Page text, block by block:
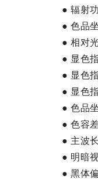
● 辐
● 色品
● 相对
● 显
● 显色
● 显
● 色品
● 色容
● 主波
● 明暗
● 黑体